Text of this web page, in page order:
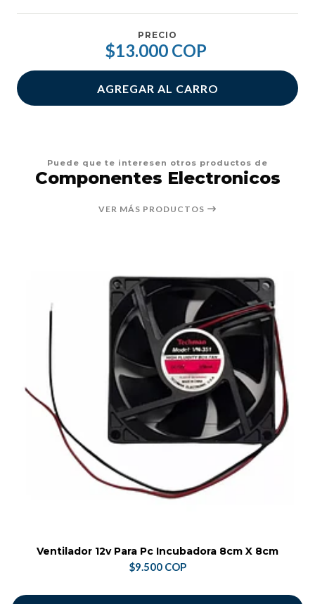
PRECIO
$13.000 COP
AGREGAR AL CARRO
Puede que te interesen otros productos de
Componentes Electronicos
VER MÁS PRODUCTOS
Ventilador 12v Para Pc Incubadora 8cm X 8cm
$9.500 COP